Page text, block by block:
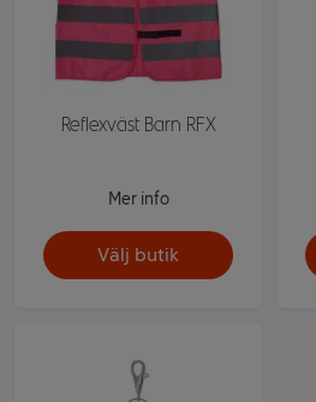
Reflexväst Barn RFX
Mer info
Välj butik